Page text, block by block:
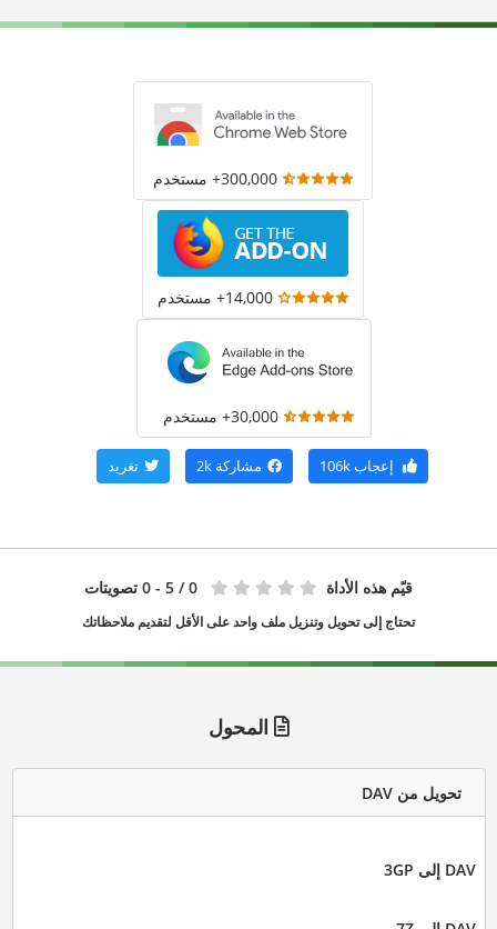
300,000+ مستخدم
14,000+ مستخدم
30,000+ مستخدم
إعجاب106k مشاركة 2k تغريد
قيّم هذه الأداة 0 / 5 - 0 تصويتات
تحتاج إلى تحويل وتنزيل ملف واحد على الأقل لتقديم ملاحظاتك
المحول
تحويل من DAV
DAV إلى 3GP